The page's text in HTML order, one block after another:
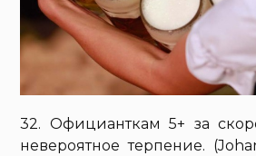
32. Официанткам 5+ за
невероятное терпение.